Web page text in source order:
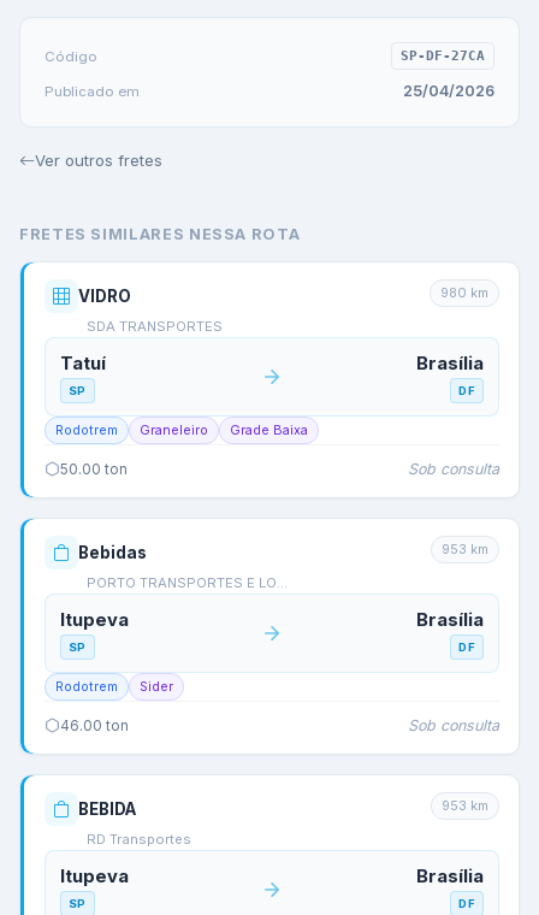
Código SP-DF-27CA
Publicado em 25/04/2026
Ver outros fretes
FRETES SIMILARES NESSA ROTA
VIDRO
SDA TRANSPORTES
980 km
Tatuí
SP
Brasília
DF
Rodotrem Graneleiro Grade Baixa
50.00 ton Sob consulta
Bebidas
PORTO TRANSPORTES E LO…
953 km
Itupeva
SP
Brasília
DF
Rodotrem Sider
46.00 ton Sob consulta
BEBIDA
RD Transportes
953 km
Itupeva
SP
Brasília
DF